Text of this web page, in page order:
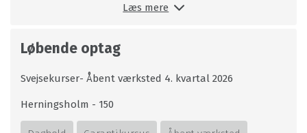
Læs mere
Løbende optag
Svejsekurser- Åbent værksted 4. kvartal 2026
Herningsholm - 150